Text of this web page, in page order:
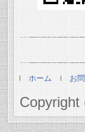
ホーム お
Copyright